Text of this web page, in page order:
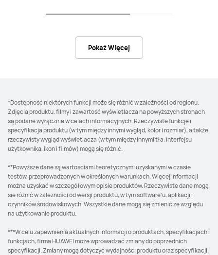
Pokaż Więcej
*Dostępność niektórych funkcji może się różnić w zależności od regionu.
Zdjęcia produktu, filmy i zawartość wyświetlacza na powyższych stronach
są podane wyłącznie w celach informacyjnych. Rzeczywiste funkcje i
specyfikacja produktu (w tym między innymi wygląd, kolor i rozmiar), a także
rzeczywisty wygląd wyświetlacza (w tym między innymi tła, interfejsu
użytkownika, ikon i filmów) mogą się różnić.
**Powyższe dane są wartościami teoretycznymi uzyskanymi w czasie
testów, przeprowadzonych w określonych warunkach. Więcej informacji
można uzyskać w szczegółowym opisie produktów. Rzeczywiste dane mogą
sie różnić w zależności od wersji produktu, w tym software'u, aplikacji i
czynników środowiskowych. Wszystkie dane mogą się zmienić ze względu
na użytkowanie produktu.
***W celu zapewnienia aktualnych informacji o produktach, specyfikacjach i
funkcjach, firma HUAWEI może wprowadzać zmiany do poprzednich
specyfikacji. Zmiany mogą dotyczyć wydajności produktu oraz specyfikacji.